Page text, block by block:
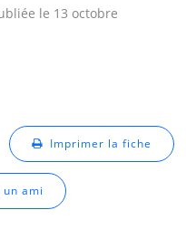
le 13 octobre
Imprimer la fiche
un ami